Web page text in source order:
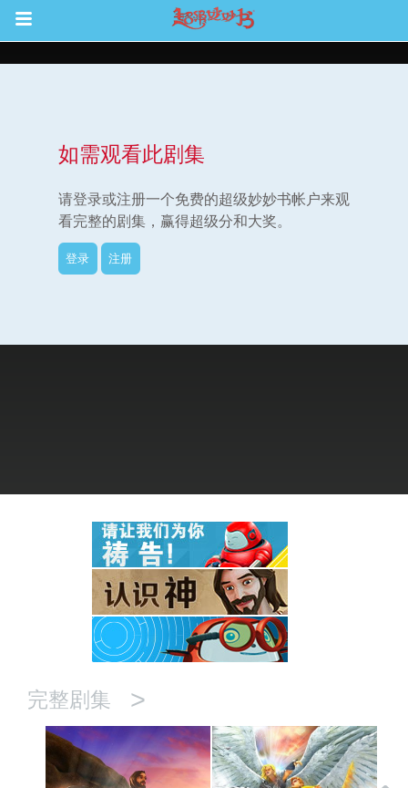
Return to Content
如需观看此剧集
请登录或注册一个免费的超级妙妙书帐户来观
看完整的剧集，赢得超级分和大奖。
登录 注册
完整剧集 >